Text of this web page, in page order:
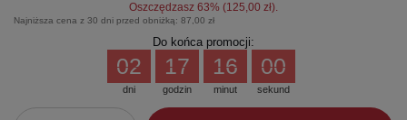
Oszczędzasz 63% (125,00 zł).
Najniższa cena z 30 dni przed obniżką: 87,00 zł
Do końca promocji:
dni
02
godzin
17
minut
16
sekund
00